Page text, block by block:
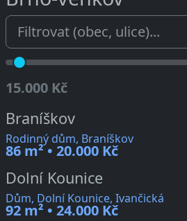
15.000 Kč
Braníškov
Rodinný dům, Braníškov
86 m² • 20.000 Kč
Dolní Kounice
Dům, Dolní Kounice, Ivančická
92 m² • 24.000 Kč